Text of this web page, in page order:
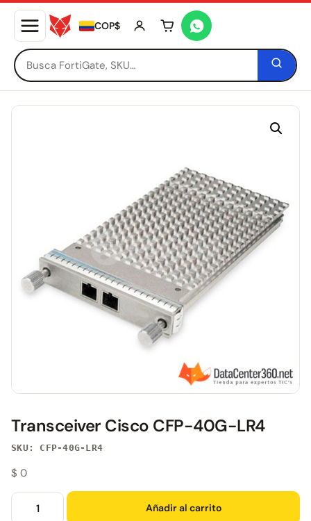
COP$ Tu carrito está vacío
Transceiver Cisco CFP-40G-LR4
SKU: CFP-40G-LR4
$ 0
Añadir al carrito